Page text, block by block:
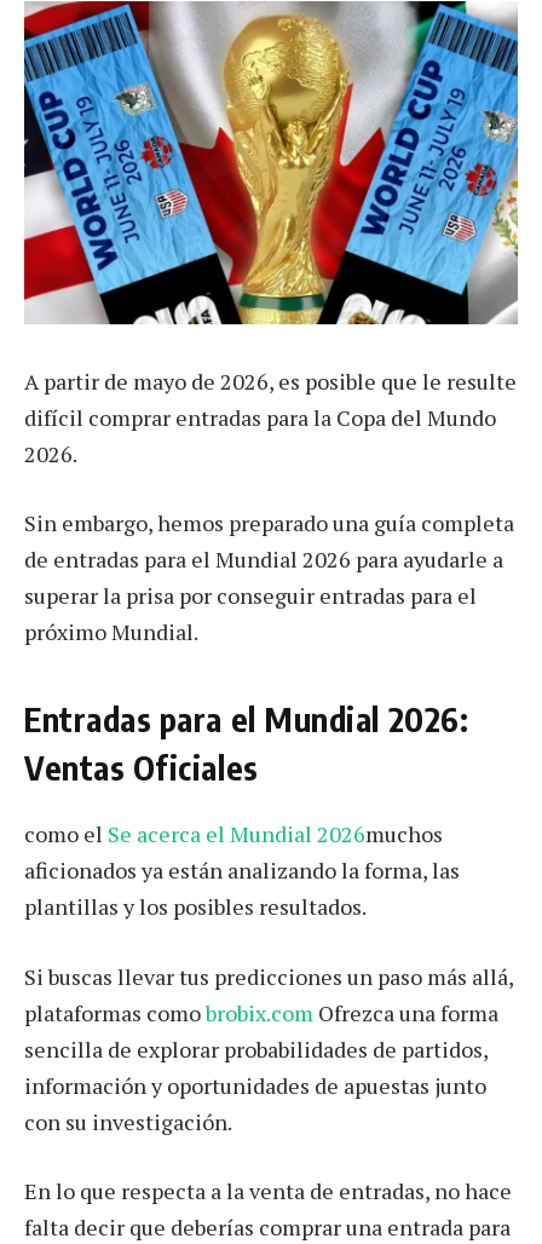
A partir de mayo de 2026, es posible que le resulte
difícil comprar entradas para la Copa del Mundo
2026.
Sin embargo, hemos preparado una guía completa
de entradas para el Mundial 2026 para ayudarle a
superar la prisa por conseguir entradas para el
próximo Mundial.
Entradas para el Mundial 2026:
Ventas Oficiales
como el Se acerca el Mundial 2026muchos
aficionados ya están analizando la forma, las
plantillas y los posibles resultados.
Si buscas llevar tus predicciones un paso más allá,
plataformas comobrobix.com Ofrezca una forma
sencilla de explorar probabilidades de partidos,
información y oportunidades de apuestas junto
con su investigación.
En lo que respecta a la venta de entradas, no hace
falta decir que deberías comprar una entrada para